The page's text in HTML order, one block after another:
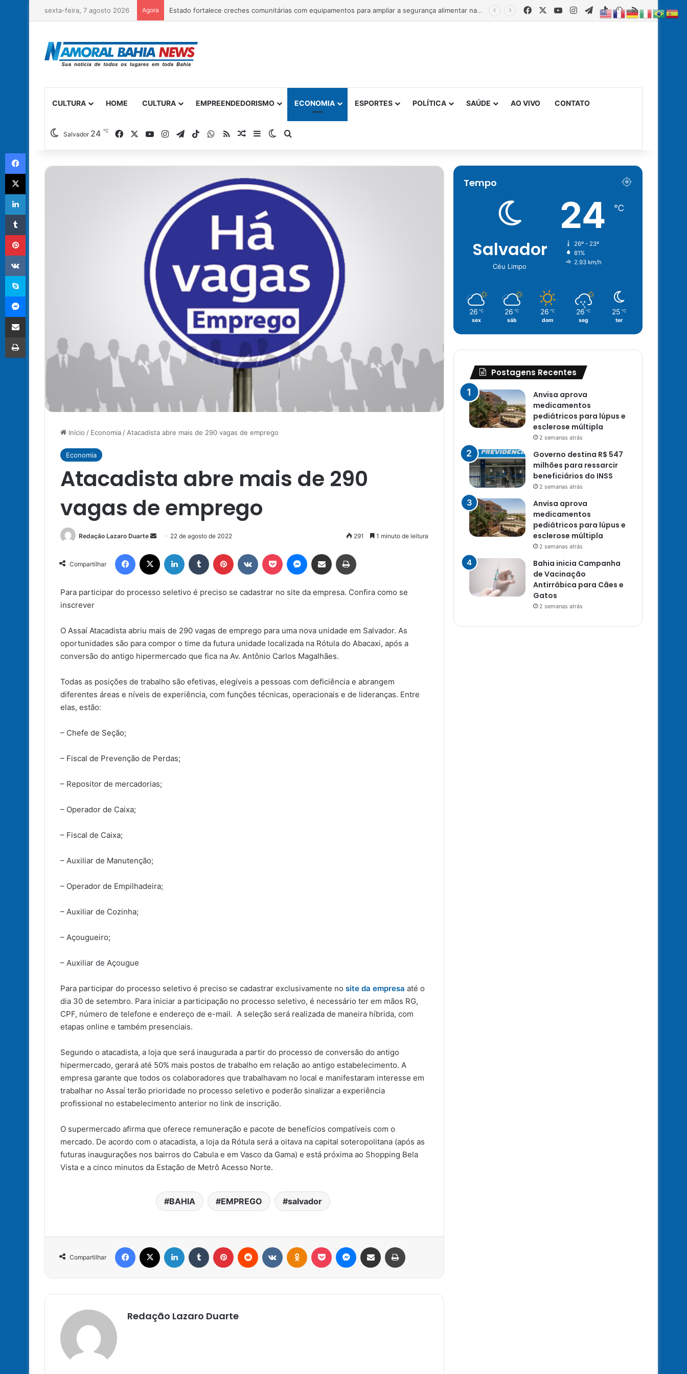
sexta-feira, 7 agosto 2026 Agora Estado fortalece creches comunitárias com equipamentos para ampliar a segurança alimentar na primeira infância FacebookYouTubeInstagram
Telegram
TikTokWhatsApp
RSS
CULTURA HOME CULTURA EMPREENDEDORISMO ECONOMIA ESPORTES POLÍTICA SAÚDE AO VIVO CONTATO
Salvador 24 ℃ FacebookYouTubeInstagram
TelegramTikTokWhatsApp
RSSArtigo Aleatório
Barra Lateral
Switch skin
Procurar por
Início / Economia / Atacadista abre mais de 290 vagas de emprego
Economia
Atacadista abre mais de 290
vagas de emprego
Redação Lazaro Duarte
Mande
e-
mail
22 de agosto de 2022 291 1 minuto de leitura
Compartilhar
Facebook Linkedin Tumblr Pinterest Pocket Messenger
Compartilhar via e-mail
Para participar do processo seletivo é preciso se cadastrar no site da empresa. Confira como se
inscrever
O Assaí Atacadista abriu mais de 290 vagas de emprego para uma nova unidade em Salvador. As
oportunidades são para compor o time da futura unidade localizada na Rótula do Abacaxi, após a
conversão do antigo hipermercado que fica na Av. Antônio Carlos Magalhães.
Todas as posições de trabalho são efetivas, elegíveis a pessoas com deficiência e abrangem
diferentes áreas e níveis de experiência, com funções técnicas, operacionais e de lideranças. Entre
elas, estão:
– Chefe de Seção;
– Fiscal de Prevenção de Perdas;
– Repositor de mercadorias;
– Operador de Caixa;
– Fiscal de Caixa;
– Auxiliar de Manutenção;
– Operador de Empilhadeira;
– Auxiliar de Cozinha;
– Açougueiro;
– Auxiliar de Açougue
Para participar do processo seletivo é preciso se cadastrar exclusivamente no site da empresa até o
dia 30 de setembro. Para iniciar a participação no processo seletivo, é necessário ter em mãos RG,
CPF, número de telefone e endereço de e-mail. A seleção será realizada de maneira híbrida, com
etapas online e também presenciais.
Segundo o atacadista, a loja que será inaugurada a partir do processo de conversão do antigo
hipermercado, gerará até 50% mais postos de trabalho em relação ao antigo estabelecimento. A
empresa garante que todos os colaboradores que trabalhavam no local e manifestaram interesse em
trabalhar no Assaí terão prioridade no processo seletivo e poderão sinalizar a experiência
profissional no estabelecimento anterior no link de inscrição.
O supermercado afirma que oferece remuneração e pacote de benefícios compatíveis com o
mercado. De acordo com o atacadista, a loja da Rótula será a oitava na capital soteropolitana (após as
futuras inaugurações nos bairros do Cabula e em Vasco da Gama) e está próxima ao Shopping Bela
Vista e a cinco minutos da Estação de Metrô Acesso Norte.
BAHIA EMPREGO salvador
Compartilhar
Facebook Linkedin Tumblr Pinterest Reddit Pocket Messenger
Compartilhar via e-mail
Redação Lazaro Duarte
Tempo
Salvador
Céu Limpo
24 ℃
26º - 23º
81%
2.93 km/h
26 ℃
sex
26 ℃
sáb
26 ℃
dom
26 ℃
seg
25 ℃
ter
Postagens Recentes
Anvisa aprova
medicamentos
pediátricos para lúpus e
esclerose múltipla
2 semanas atrás
Governo destina R$ 547
milhões para ressarcir
beneficiários do INSS
2 semanas atrás
Anvisa aprova
medicamentos
pediátricos para lúpus e
esclerose múltipla
2 semanas atrás
Bahia inicia Campanha
de Vacinação
Antirrábica para Cães e
Gatos
2 semanas atrás
Facebook
X
Linkedin
Tumblr
Pinterest
VK
Skype
Messenger
Compartilhar via e-mail